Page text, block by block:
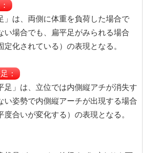
」は、両側に体重を負荷した場合で
い場合でも、扁平足がみられる場合
定化されている）の表現となる。
：
足」は、立位では内側縦アチが消失す
い姿勢で内側縦アーチが出現する場合
度合いが変化する）の表現となる。